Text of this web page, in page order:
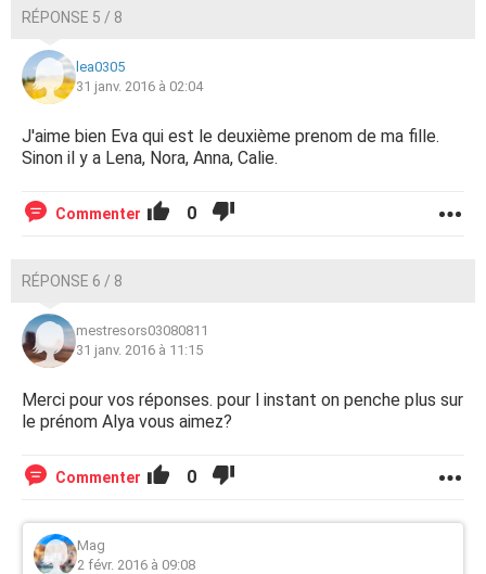
RÉPONSE 5 / 8
lea0305
31 janv. 2016 à 02:04
J'aime bien Eva qui est le deuxième prenom de ma fille.
Sinon il y a Lena, Nora, Anna, Calie.
Commenter 0
RÉPONSE 6 / 8
mestresors03080811
31 janv. 2016 à 11:15
Merci pour vos réponses. pour l instant on penche plus sur
le prénom Alya vous aimez?
Commenter 0
Mag
2 févr. 2016 à 09:08